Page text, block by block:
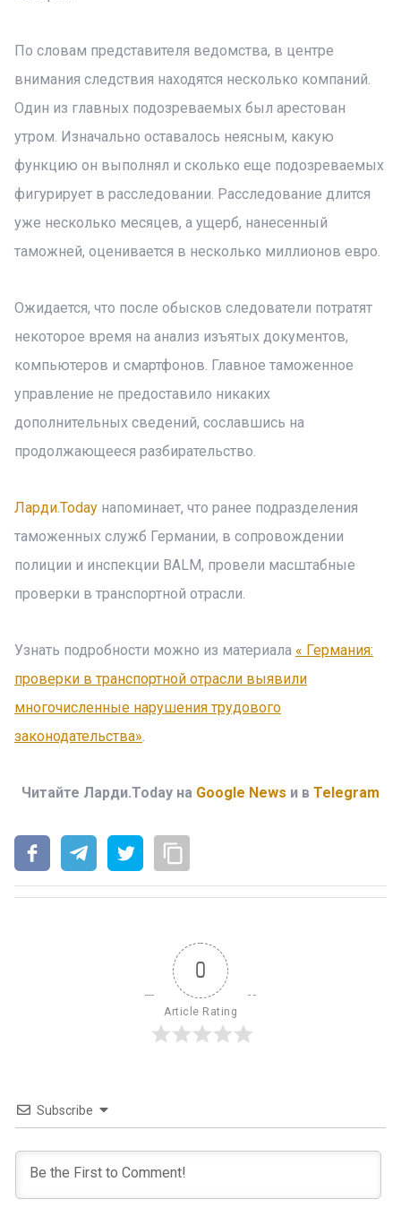
По словам представителя ведомства, в центре
внимания следствия находятся несколько компаний.
Один из главных подозреваемых был арестован
утром. Изначально оставалось неясным, какую
функцию он выполнял и сколько еще подозреваемых
фигурирует в расследовании. Расследование длится
уже несколько месяцев, а ущерб, нанесенный
таможней, оценивается в несколько миллионов евро.
Ожидается, что после обысков следователи потратят
некоторое время на анализ изъятых документов,
компьютеров и смартфонов. Главное таможенное
управление не предоставило никаких
дополнительных сведений, сославшись на
продолжающееся разбирательство.
Ларди.Today напоминает, что ранее подразделения
таможенных служб Германии, в сопровождении
полиции и инспекции BALM, провели масштабные
проверки в транспортной отрасли.
Узнать подробности можно из материала « Германия:
проверки в транспортной отрасли выявили
многочисленные нарушения трудового
законодательства».
Читайте Ларди.Today на Google News и в Telegram
0
Article Rating
Subscribe